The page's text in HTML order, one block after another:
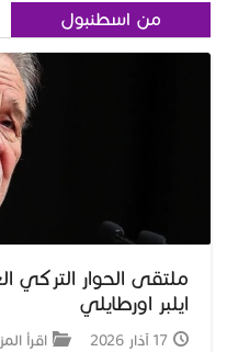
من اسطنبول
ملتقى الحوار التركي
ايلبر اورطايلي
17 آذار 2026 اقرأ